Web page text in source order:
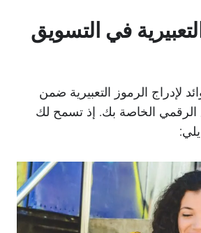
في التسويق
لإدراج الرموز التعبيرية ضمن
الرقمي الخاصة بك. إذ تسمح لك
يلي: